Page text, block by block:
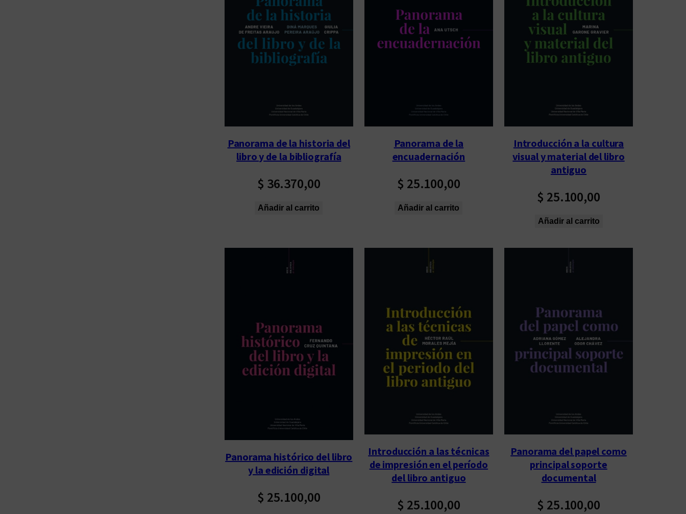
p
o
r
m
o
Panorama de la historia del
libro y de la bibliografía
$ 36.370,00
Añadir al carrito
Panorama de la
encuadernación
$ 25.100,00
Añadir al carrito
Introducción a la cultura
visual y material del libro
antiguo
$ 25.100,00
Añadir al carrito
Panorama histórico del libro
y la edición digital
$ 25.100,00
Introducción a las técnicas
de impresión en el período
del libro antiguo
$ 25.100,00
Panorama del papel como
principal soporte
documental
$ 25.100,00